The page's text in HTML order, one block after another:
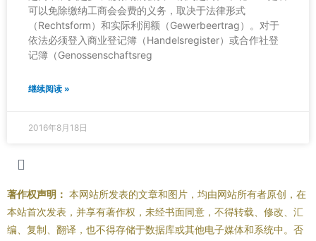
可以免除缴纳工商会会费的义务，取决于法律形式
（Rechtsform）和实际利润额（Gewerbeertrag）。对于
依法必须登入商业登记簿（Handelsregister）或合作社登
记簿（Genossenschaftsreg
继续阅读 »
2016年8月18日
著作权声明： 本网站所发表的文章和图片，均由网站所有者原创，在
本站首次发表，并享有著作权，未经书面同意，不得转载、修改、汇
编、复制、翻译，也不得存储于数据库或其他电子媒体和系统中。否